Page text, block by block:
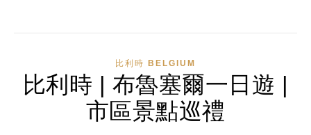
比利時 BELGIUM
比利時 | 布魯塞爾一日遊 |
市區景點巡禮